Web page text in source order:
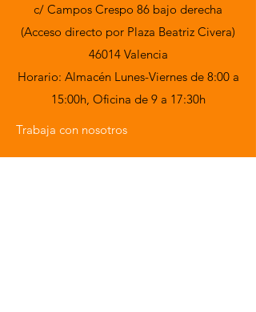
c/ Campos Crespo 86 bajo derecha
(Acceso directo por Plaza Beatriz Civera)
46014 Valencia
Horario: Almacén Lunes-Viernes de 8:00 a
15:00h, Oficina de 9 a 17:30h
Trabaja con nosotros